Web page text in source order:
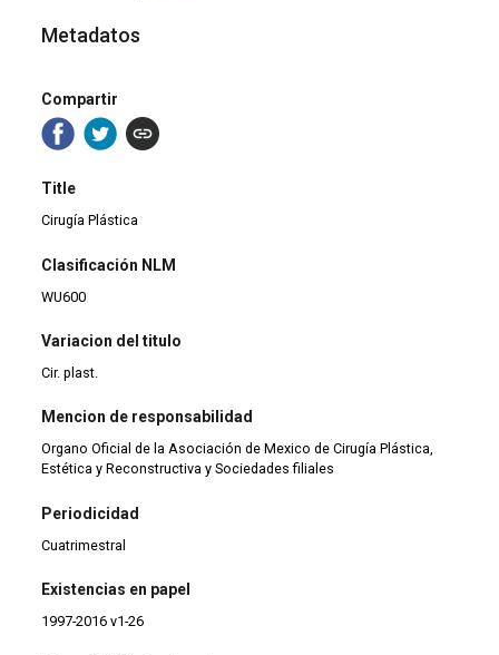
Metadatos
Compartir
Title
Cirugía Plástica
Clasificación NLM
WU600
Variacion del titulo
Cir. plast.
Mencion de responsabilidad
Organo Oficial de la Asociación de Mexico de Cirugía Plástica,
Estética y Reconstructiva y Sociedades filiales
Periodicidad
Cuatrimestral
Existencias en papel
1997-2016 v1-26